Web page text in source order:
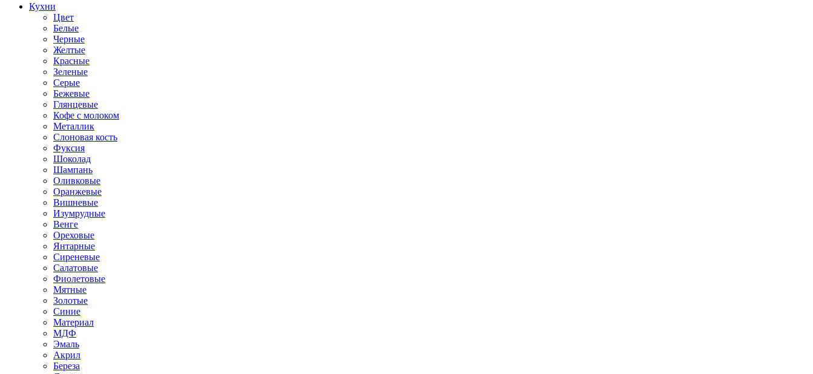
Кухни
Цвет
Белые
Черные
Желтые
Красные
Зеленые
Серые
Бежевые
Глянцевые
Кофе с молоком
Металлик
Слоновая кость
Фуксия
Шоколад
Шампань
Оливковые
Оранжевые
Вишневые
Изумрудные
Венге
Ореховые
Янтарные
Сиреневые
Салатовые
Фиолетовые
Мятные
Золотые
Синие
Материал
МДФ
Эмаль
Акрил
Береза